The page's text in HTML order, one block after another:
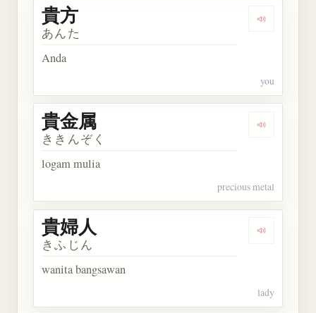
Dengarkan
貴方
あんた
Anda
you
Dengarkan
貴金属
ききんぞく
logam mulia
precious metal
Dengarkan
貴婦人
きふじん
wanita bangsawan
lady